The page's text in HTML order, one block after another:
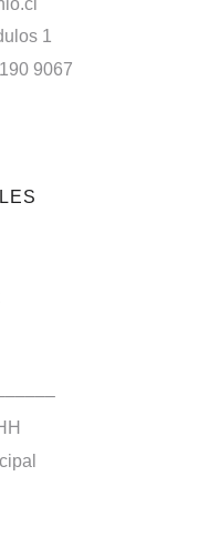
1
9067